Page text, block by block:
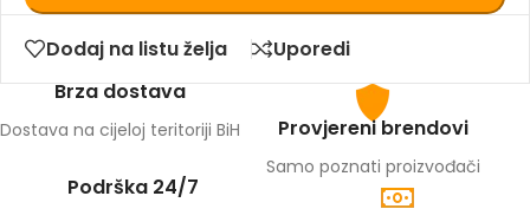
Dodaj na listu želja
Uporedi
Brza dostava
Dostava na cijeloj teritoriji BiH Provjereni brendovi
Samo poznati proizvođači
Podrška 24/7